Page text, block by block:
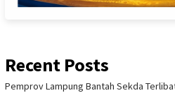
Recent Posts
Pemprov Lampung Bantah Sekda